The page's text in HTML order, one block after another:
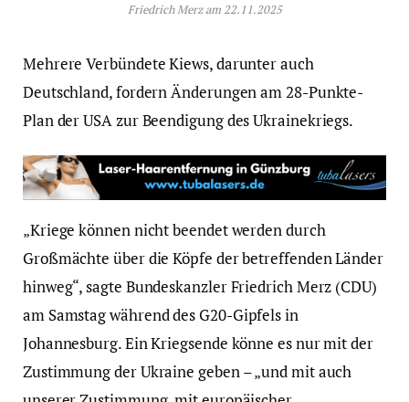
Friedrich Merz am 22.11.2025
Mehrere Verbündete Kiews, darunter auch
Deutschland, fordern Änderungen am 28-Punkte-
Plan der USA zur Beendigung des Ukrainekriegs.
„Kriege können nicht beendet werden durch
Großmächte über die Köpfe der betreffenden Länder
hinweg“, sagte Bundeskanzler Friedrich Merz (CDU)
am Samstag während des G20-Gipfels in
Johannesburg. Ein Kriegsende könne es nur mit der
Zustimmung der Ukraine geben – „und mit auch